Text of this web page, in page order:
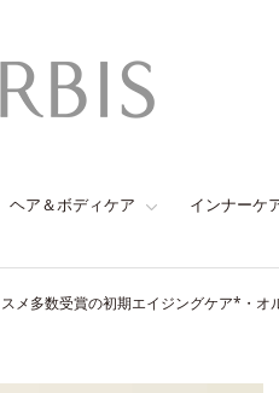
ヘア＆ボディケア インナーケ
メ多数受賞の初期エイジングケア*・オ